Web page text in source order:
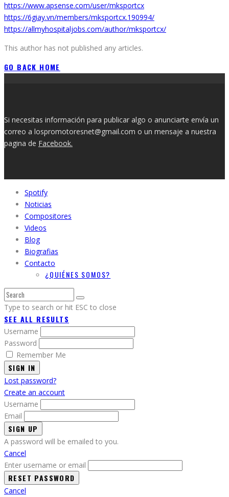
https://www.apsense.com/user/mksportcx
https://6giay.vn/members/mksportcx.190994/
https://allmyhospitaljobs.com/author/mksportcx/
This author has not published any articles.
GO BACK HOME
Si necesitas información para publicar algo o anunciarte envía un
correo a lospromotoresnet@gmail.com o un mensaje a nuestra
pagina de Facebook.
Spotify
Noticias
Compositores
Videos
Blog
Biografias
Contacto
¿QUIÉNES SOMOS?
Type to search or hit ESC to close
SEE ALL RESULTS
Username
Password
Remember Me
SIGN IN
Lost password?
Create an account
Username
Email
A password will be emailed to you.
Cancel
Enter username or email
Cancel